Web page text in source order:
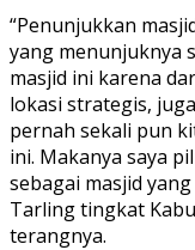
“Penunjukkan
yang menunjuknya
masjid ini karena
lokasi strategis,
pernah sekali pun
ini. Makanya saya
sebagai masjid
Tarling tingkat
terangnya.